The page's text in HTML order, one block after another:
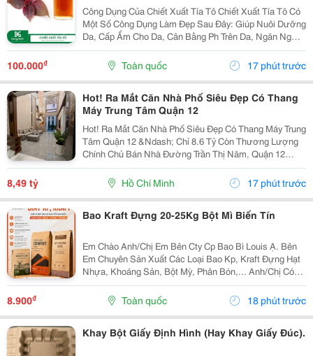
Công Dụng Của Chiết Xuất Tía Tô Chiết Xuất Tía Tô Có
Một Số Công Dụng Làm Đẹp Sau Đây: Giúp Nuôi Dưỡng
Da, Cấp Ẩm Cho Da, Cân Bằng Ph Trên Da, Ngăn Ngừa
Tình Trạng Da Khô, Thô Ráp, Sần Sùi, Bong Tróc&Hellip;
Giúp Kháng Khuẩn, Làm Sạch Da, Tẩy...
100.000₫ Toàn quốc 17 phút trước
Hot! Ra Mắt Căn Nhà Phố Siêu Đẹp Có Thang
Máy Trung Tâm Quận 12
Hot! Ra Mắt Căn Nhà Phố Siêu Đẹp Có Thang Máy Trung
Tâm Quận 12 &Ndash; Chỉ 8.6 Tỷ Còn Thương Lượng
Chính Chủ Bán Nhà Đường Trần Thị Năm, Quận 12
&Ndash; Vị Trí Đẹp, Khu Dân Cư Hiện Hữu, Tiện Ích Đầy
Đủ. Diện Tích: 4M &Times; 20M Nhà...
8,49 tỷ Hồ Chí Minh 17 phút trước
Bao Kraft Đựng 20-25Kg Bột Mì Biến Tín
Em Chào Anh/Chị Em Bên Cty Cp Bao Bì Louis Ạ. Bên
Em Chuyên Sản Xuất Các Loại Bao Kp, Kraft Đựng Hạt
Nhựa, Khoáng Sản, Bột Mỳ, Phân Bón,... Anh/Chị Có
Nhu Cầu Sử Dụng Bao Bì, Liên Hệ Em Nhé. Em Báo Giá
Tại Xưởng Ạ. Sđt/Zalo: 0354 000 197 Hoặc Email:...
8.900₫ Toàn quốc 18 phút trước
Khay Bột Giấy Định Hình (Hay Khay Giấy Đúc).